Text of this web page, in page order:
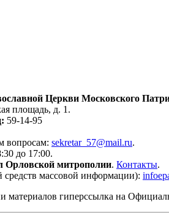
Церкви Московского
площадь, д. 1.
59-14-95
вопросам: sekretar_57@mail.ru.
до 17:00.
Орловской митрополии. Контакты.
средств массовой информации):
гиперссылка на